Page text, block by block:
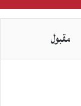
مقبول